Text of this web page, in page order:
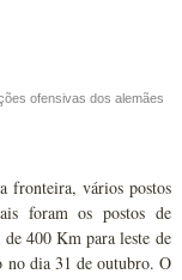
ofensivas dos alemães
fronteira, vários postos
foram os postos de
400 Km para leste de
no dia 31 de outubro. O